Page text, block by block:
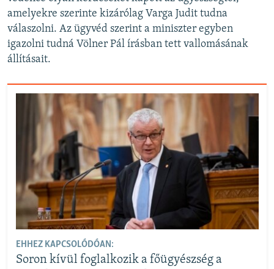
amelyekre szerinte kizárólag Varga Judit tudna
válaszolni. Az ügyvéd szerint a miniszter egyben
igazolni tudná Völner Pál írásban tett vallomásának
állításait.
EHHEZ KAPCSOLÓDÓAN:
Soron kívül foglalkozik a főügyészség a